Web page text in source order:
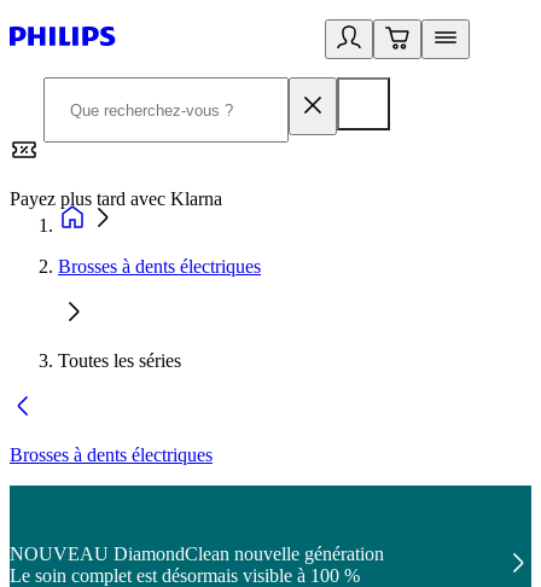
Payez plus tard avec Klarna
Brosses à dents électriques
Toutes les séries
Brosses à dents électriques
NOUVEAU DiamondClean nouvelle génération
Le soin complet est désormais visible à 100 %